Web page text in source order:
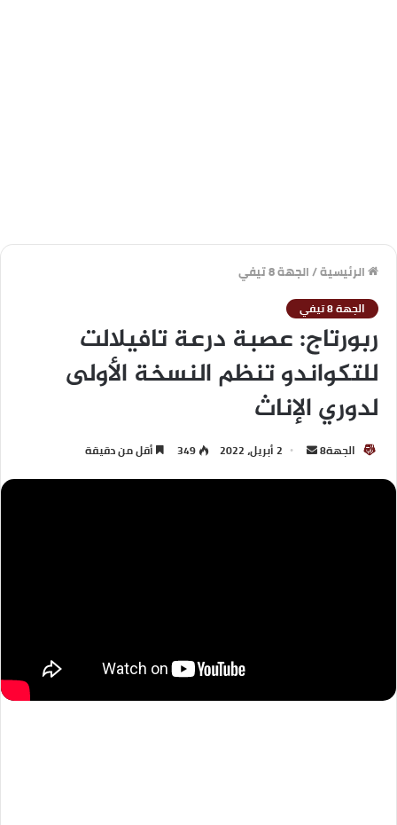
الرئيسية/الجهة 8 تيفي
الجهة 8 تيفي
ربورتاج: عصبة درعة تافيلالت
للتكواندو تنظم النسخة الأولى
لدوري الإناث
الجهة8 2 أبريل، 2022 349 أقل من دقيقة